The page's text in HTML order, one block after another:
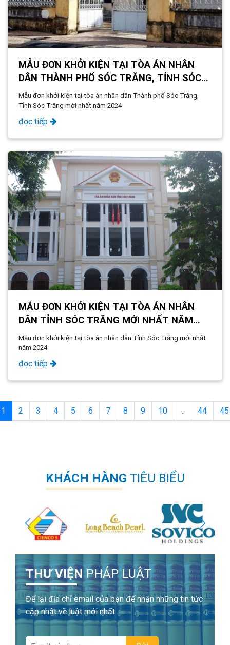
MẪU ĐƠN KHỞI KIỆN TẠI TÒA ÁN NHÂN
DÂN THÀNH PHỐ SÓC TRĂNG, TỈNH SÓC
TRĂNG MỚI NHẤT NĂM 2024
Mẫu đơn khởi kiện tại tòa án nhân dân Thành phố Sóc Trăng,
Tỉnh Sóc Trăng mới nhất năm 2024
đọc tiếp
MẪU ĐƠN KHỞI KIỆN TẠI TÒA ÁN NHÂN
DÂN TỈNH SÓC TRĂNG MỚI NHẤT NĂM
2024
Mẫu đơn khởi kiện tại tòa án nhân dân Tỉnh Sóc Trăng mới nhất
năm 2024
đọc tiếp
1 2 3 4 5 6 7 8 9 10 ... 44 45
KHÁCH HÀNG TIÊU BIỂU
THƯ VIỆNPHÁP LUẬT
Để lại địa chỉ email của bạn để nhận những tin tức
cập nhật về luật mới nhất